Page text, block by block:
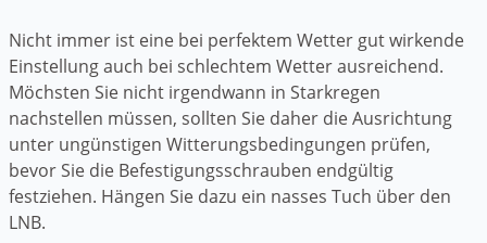
Nicht immer ist eine bei perfektem Wetter gut wirkende
Einstellung auch bei schlechtem Wetter ausreichend.
Möchsten Sie nicht irgendwann in Starkregen
nachstellen müssen, sollten Sie daher die Ausrichtung
unter ungünstigen Witterungsbedingungen prüfen,
bevor Sie die Befestigungsschrauben endgültig
festziehen. Hängen Sie dazu ein nasses Tuch über den
LNB.